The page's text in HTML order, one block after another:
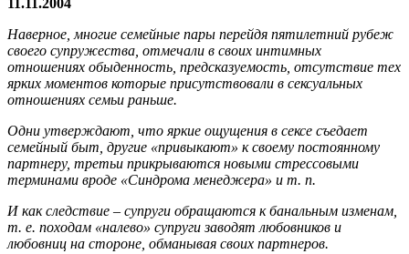
Наверное, многие семейные пары перейдя пятилетний рубеж
своего супружества, отмечали в своих интимных
отношениях обыденность, предсказуемость, отсутствие тех
ярких моментов которые присутствовали в сексуальных
отношениях семьи раньше.
Одни утверждают, что яркие ощущения в сексе съедает
семейный быт, другие «привыкают» к своему постоянному
партнеру, третьи прикрываются новыми стрессовыми
терминами вроде «Синдрома менеджера» и т. п.
И как следствие – супруги обращаются к банальным изменам,
т. е. походам «налево» супруги заводят любовников и
любовниц на стороне, обманывая своих партнеров.